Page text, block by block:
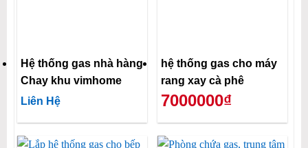
Hệ thống gas nhà hàng
Chay khu vimhome
Liên Hệ
hệ thống gas cho máy
rang xay cà phê
7000000₫